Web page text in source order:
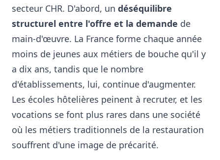
secteur CHR. D'abord, un déséquilibre
structurel entre l'offre et la demande de
main-d'œuvre. La France forme chaque année
moins de jeunes aux métiers de bouche qu'il y
a dix ans, tandis que le nombre
d'établissements, lui, continue d'augmenter.
Les écoles hôtelières peinent à recruter, et les
vocations se font plus rares dans une société
où les métiers traditionnels de la restauration
souffrent d'une image de précarité.